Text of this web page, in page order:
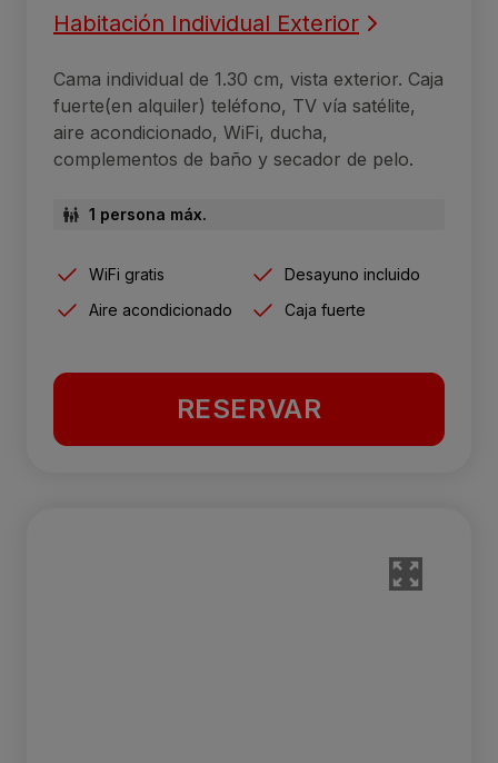
Habitación Individual Exterior
Cama individual de 1.30 cm, vista exterior. Caja
fuerte(en alquiler) teléfono, TV vía satélite,
aire acondicionado, WiFi, ducha,
complementos de baño y secador de pelo.
1 persona máx.
WiFi gratis
Desayuno incluido
Aire acondicionado
Caja fuerte
RESERVAR